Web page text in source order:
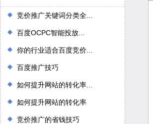
竞价推广关键词分类全...
百度OCPC智能投放...
你的行业适合百度竞价...
百度推广技巧
如何提升网站的转化率...
如何提升网站的转化率
竞价推广的省钱技巧